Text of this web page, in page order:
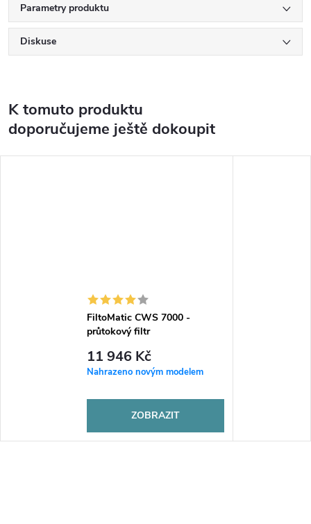
Parametry produktu
Diskuse
K tomuto produktu
doporučujeme ještě dokoupit
FiltoMatic CWS 7000 -
průtokový filtr
11 946 Kč
Nahrazeno novým modelem
ZOBRAZIT